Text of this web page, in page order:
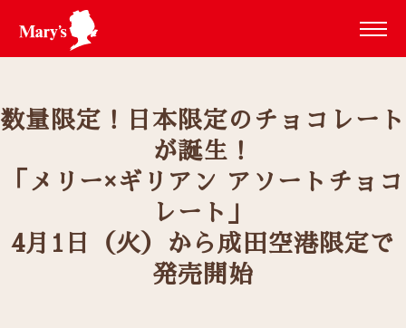
数量限定！日本限定のチョコレート
が誕生！
「メリー×ギリアン アソートチョコ
レート」
4月1日（火）から成田空港限定で
発売開始